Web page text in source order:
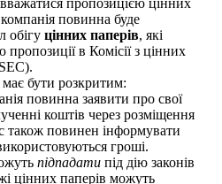
пропозицією цінних
повинна буде
обігу цінних паперів, які
в Комісії з цінних
бути розкритим:
повинна заявити про свої
коштів через розміщення
також повинен інформувати
гроші.
підпадати під дію законів
цінних паперів можуть